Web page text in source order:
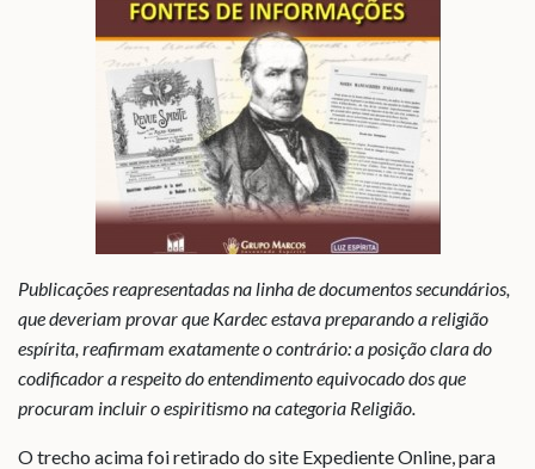
Publicações reapresentadas na linha de documentos secundários,
que deveriam provar que Kardec estava preparando a religião
espírita, reafirmam exatamente o contrário: a posição clara do
codificador a respeito do entendimento equivocado dos que
procuram incluir o espiritismo na categoria Religião.
O trecho acima foi retirado do site Expediente Online, para